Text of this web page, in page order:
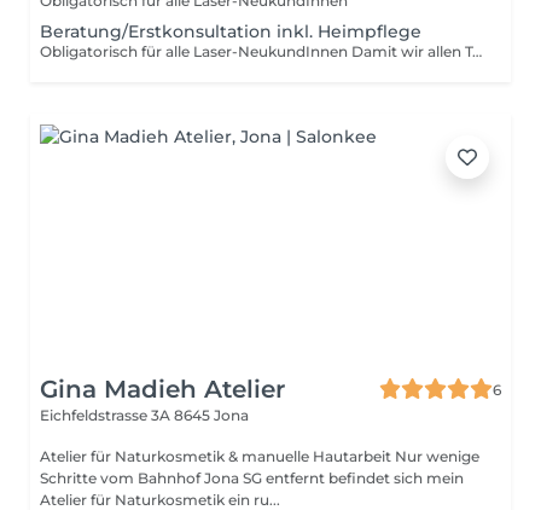
Beratung/Erstkonsultation inkl. Heimpflege
Obligatorisch für alle Laser-NeukundInnen Damit wir allen Terminen die nötige Aufmerksamkeit schenken können, kann es vereinzelt vorkommen, dass sich Ihr Termin um bis zu 15 Minuten verschiebt. Falls dies für Sie nicht möglich ist oder Sie Fragen haben, melden Sie sich bitte direkt bei uns.
Gina Madieh Atelier
6
Eichfeldstrasse 3A 8645 Jona
Atelier für Naturkosmetik & manuelle Hautarbeit Nur wenige
Schritte vom Bahnhof Jona SG entfernt befindet sich mein
Atelier für Naturkosmetik ein ru...